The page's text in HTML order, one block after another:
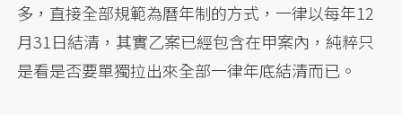
多，直接全部規範為曆年制的方式，一律以每年12
月31日結清，其實乙案已經包含在甲案內，純粹只
是看是否要單獨拉出來全部一律年底結清而已。